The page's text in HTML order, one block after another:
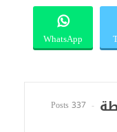
WhatsApp
337 Posts